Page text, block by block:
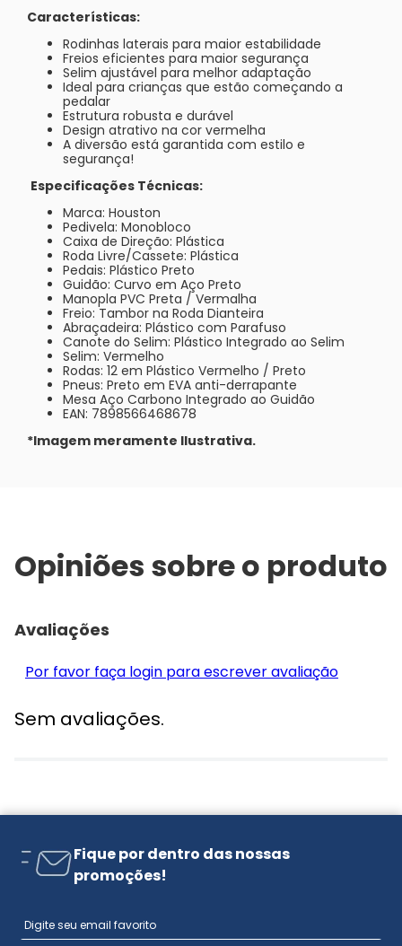
Características:
Rodinhas laterais para maior estabilidade
Freios eficientes para maior segurança
Selim ajustável para melhor adaptação
Ideal para crianças que estão começando a
pedalar
Estrutura robusta e durável
Design atrativo na cor vermelha
A diversão está garantida com estilo e
segurança!
Especificações Técnicas:
Marca: Houston
Pedivela: Monobloco
Caixa de Direção: Plástica
Roda Livre/Cassete: Plástica
Pedais: Plástico Preto
Guidão: Curvo em Aço Preto
Manopla PVC Preta / Vermalha
Freio: Tambor na Roda Dianteira
Abraçadeira: Plástico com Parafuso
Canote do Selim: Plástico Integrado ao Selim
Selim: Vermelho
Rodas: 12 em Plástico Vermelho / Preto
Pneus: Preto em EVA anti-derrapante
Mesa Aço Carbono Integrado ao Guidão
EAN: 7898566468678
*Imagem meramente Ilustrativa.
Opiniões sobre o produto
Avaliações
Por favor faça login para escrever avaliação
Sem avaliações.
Fique por dentro das nossas
promoções!